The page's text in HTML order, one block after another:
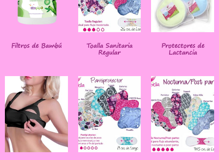
Filtros de Bambú Toalla Sanitaria
Regular
Protectores de
Lactancia